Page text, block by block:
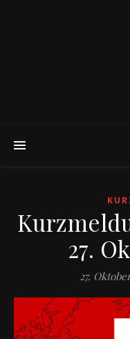
27.
27.